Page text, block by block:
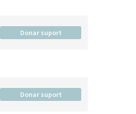
Donar suport
Donar suport